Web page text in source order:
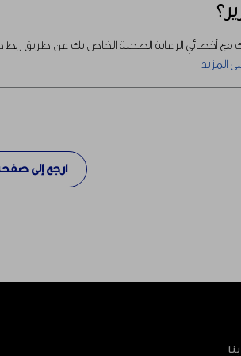
مع أخصائي الرعاية الصحية الخاص بك عن طريق
المزيد
ارجع إلى